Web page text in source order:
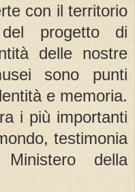
con il territorio
progetto di
delle nostre
sono punti
e memoria.
i più importanti
testimonia
della